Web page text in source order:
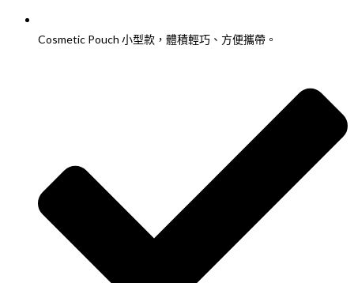
Cosmetic Pouch 小型款，體積輕巧、方便攜帶。